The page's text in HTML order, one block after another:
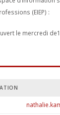
SCOLAIRE
PARTICULIERS
(EIEP) :
le mercredi